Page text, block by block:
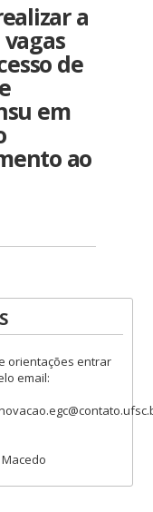
a
de
em
ao
orientações entrar
email: